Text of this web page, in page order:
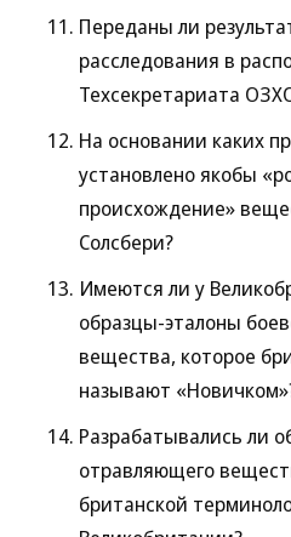
Переданы ли
расследования в
Техсекретариата
На основании каких
установлено якобы
происхождение»
Солсбери?
Имеются ли у
образцы-эталоны
вещества, которое
называют
Разрабатывались ли
отравляющего
британской